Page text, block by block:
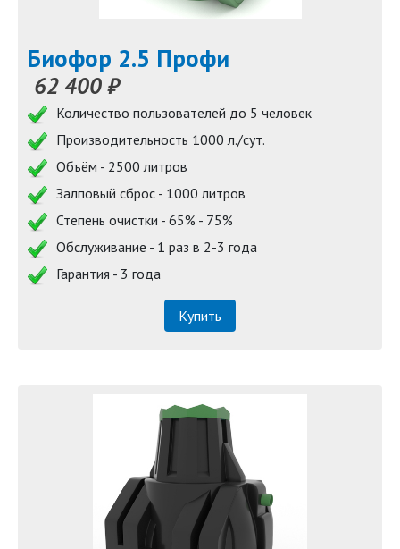
Биофор 2.5 Профи
62 400 ₽
Количество пользователей до 5 человек
Производительность 1000 л./сут.
Объём - 2500 литров
Залповый сброс - 1000 литров
Степень очистки - 65% - 75%
Обслуживание - 1 раз в 2-3 года
Гарантия - 3 года
Купить